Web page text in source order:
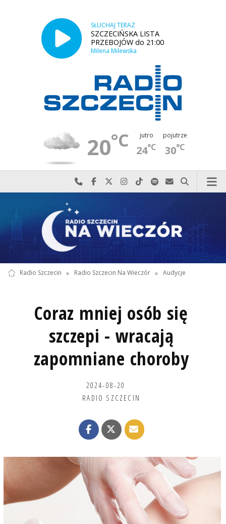
SŁUCHAJ TERAZ
SZCZECIŃSKA LISTA
PRZEBOJÓW do 21:00
Milena Milewska
20°C jutro
24°C
pojutrze
30°C
Najlepiej po prostu do nas zadzwoń
Odwiedź nas na Facebook-u
Odwiedź nas na X
Odwiedź nas na Instagram-ie
Odwiedź nas na TikTok-u
Szukaj nas na Spotify
Wyślij do nas
Szukaj
Radio Szczecin » Radio Szczecin Na Wieczór » Audycje
Coraz mniej osób się
szczepi - wracają
zapomniane choroby
2024-08-20
RADIO SZCZECIN